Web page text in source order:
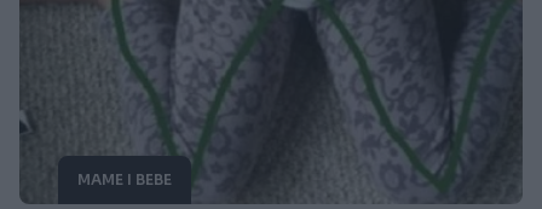
MAME I BEBE